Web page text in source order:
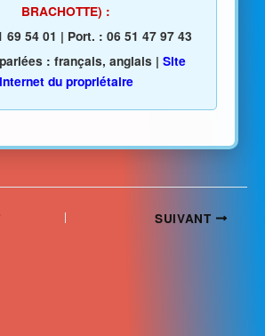
BRACHOTTE) :
69 54 01 | Port. : 06 51 47 97 43
: français, anglais | Site
internet du propriétaire
SUIVANT